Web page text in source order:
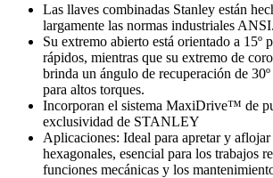
Las llaves combinadas Stanley están
largamente las normas industriales ANSI.
Su extremo abierto está orientado a 15º
rápidos, mientras que su extremo de
brinda un ángulo de recuperación de
para altos torques.
Incorporan el sistema MaxiDrive™ de
exclusividad de STANLEY
Aplicaciones: Ideal para apretar y
hexagonales, esencial para los trabajos
funciones mecánicas y los